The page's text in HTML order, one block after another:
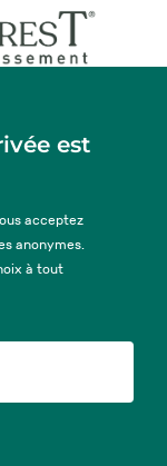
est
acceptez
anonymes.
à tout